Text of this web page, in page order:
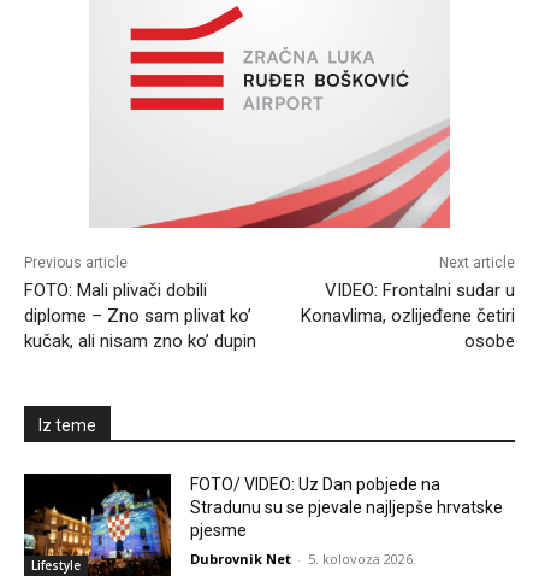
Previous article
FOTO: Mali plivači dobili
diplome – Zno sam plivat ko’
kučak, ali nisam zno ko’ dupin
Next article
VIDEO: Frontalni sudar u
Konavlima, ozlijeđene četiri
osobe
Iz teme
Lifestyle
FOTO/ VIDEO: Uz Dan pobjede na
Stradunu su se pjevale najljepše hrvatske
pjesme
Dubrovnik Net - 5. kolovoza 2026.